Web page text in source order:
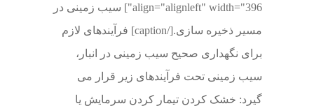
align="alignleft" width="396"] سیب زمینی در
مسیر ذخیره سازی.[/caption] فرآیندهای لازم
برای نگهداری صحیح سیب زمینی در انبار،
سیب زمینی تحت فرآیندهای زیر قرار می
گیرد: خشک كردن تیمار كردن سرمایش یا